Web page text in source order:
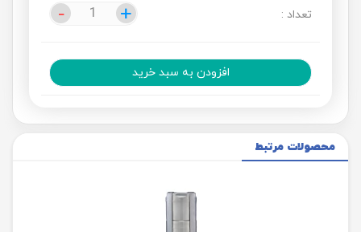
تعداد : +
- +
-
افزودن به سبد خرید
محصولات مرتبط